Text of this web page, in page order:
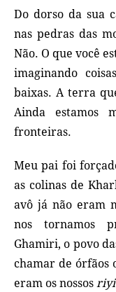
Do dorso da sua
nas pedras das
Não. O que você
imaginando
baixas. A terra
Ainda estamos
fronteiras.
Meu pai foi
as colinas de
avô já não eram
nos tornamos
Ghamiri, o povo
chamar de órfãos
eram os nossos